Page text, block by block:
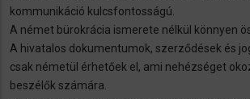
kommunikáció kulcsfontosságú.
A német bürokrácia ismerete nélkül könnyen
A hivatalos dokumentumok, szerződések és
csak németül érhetőek el, ami nehézséget
beszélők számára.